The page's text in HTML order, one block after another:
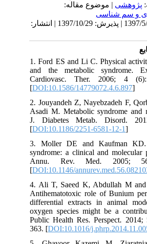
| موضوع مقاله:
و سم شناسی
دریافت: 1397/5/16 | پذیرش: 1397/10/29 | انتشار:
1. Ford ES and Li C. Physical
and the metabolic
Cardiovasc. Ther. 2006; 4
[DOI:10.1586/14779072.4.6.897
2. Jouyandeh Z, Nayebzadeh F,
Asadi M. Metabolic syndrome
J. Diabetes Metab. Disord.
[DOI:10.1186/2251-6581-12-1
3. Moller DE and Kaufman
syndrome: a clinical and
Annu. Rev. Med. 2005;
[DOI:10.1146/
4. Ali T, Saeed K, Abdullah M
Antihematotoxic role of Bunium
differential extracts in animal
oxygen species might be a
Public Health Res. Perspect.
363. [DOI:10.1016/